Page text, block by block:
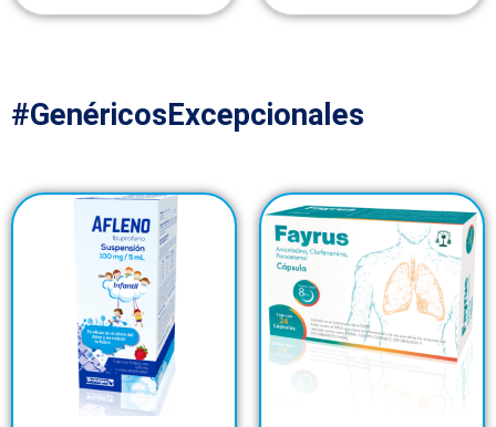
#GenéricosExcepcionales